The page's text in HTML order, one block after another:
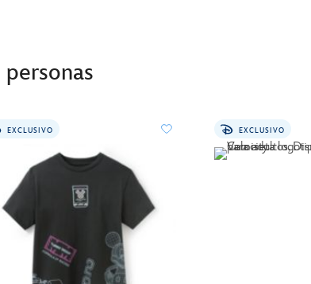
EXCLUSIVO EXCLUSIVO